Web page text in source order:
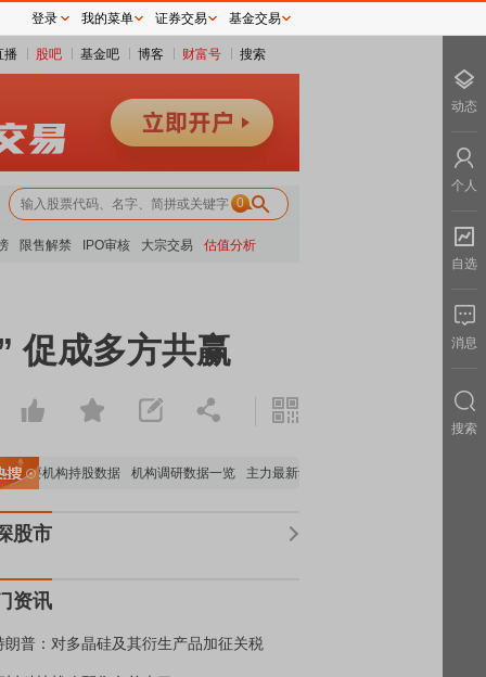
播 股吧 基金吧 博客 财富号 搜索
0
限售解禁 IPO审核 大宗交易 估值分析
促成多方共赢
要机构持股数据 机构调研数据一览 主力最新动向
股市
资讯
朗普：对多晶硅及其衍生产品加征关税
登录 我的菜单 证券交易 基金交易
动态
个人
自选
消息
搜索